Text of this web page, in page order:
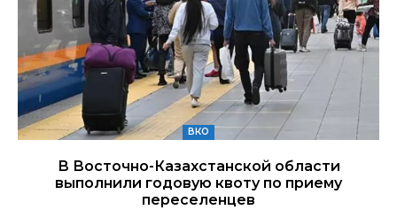
ВКО
В Восточно-Казахстанской области
выполнили годовую квоту по приему
переселенцев